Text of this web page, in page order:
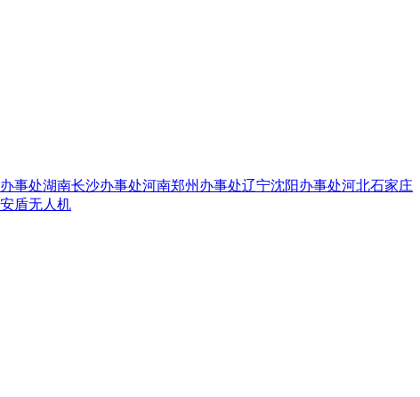
事处湖南长沙办事处河南郑州办事处辽宁沈阳办事处河北石家庄
盾无人机